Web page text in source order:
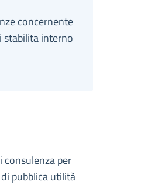
concernente
stabilita interno
consulenza per
pubblica utilità